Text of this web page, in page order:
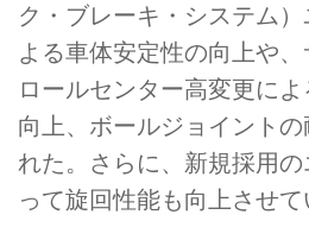
ク・ブレーキ・システム
よる車体安定性の向上や
ロールセンター高変更に
向上、ボールジョイント
れた。さらに、新規採用
って旋回性能も向上させて